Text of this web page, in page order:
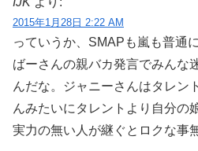
2015年1月28日 2:22 AM
っていうか、SMAPも嵐も普通
ばーさんの親バカ発言でみんな
んだな。ジャニーさんはタレン
んみたいにタレントより自分の
実力の無い人が継ぐとロクな事